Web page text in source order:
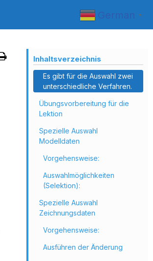
Inhaltsverzeichnis
Es gibt für die Auswahl zwei
unterschiedliche Verfahren.
Übungsvorbereitung für die
Lektion
Spezielle Auswahl
Modelldaten
Vorgehensweise:
Auswahlmöglichkeiten
(Selektion):
Spezielle Auswahl
Zeichnungsdaten
Vorgehensweise:
Ausführen der Änderung
German ▼